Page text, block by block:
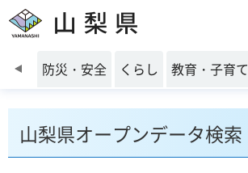
山梨県
前のスライドを表示
防災・安全 くらし 教育・子育て
山梨県オープンデータ検索